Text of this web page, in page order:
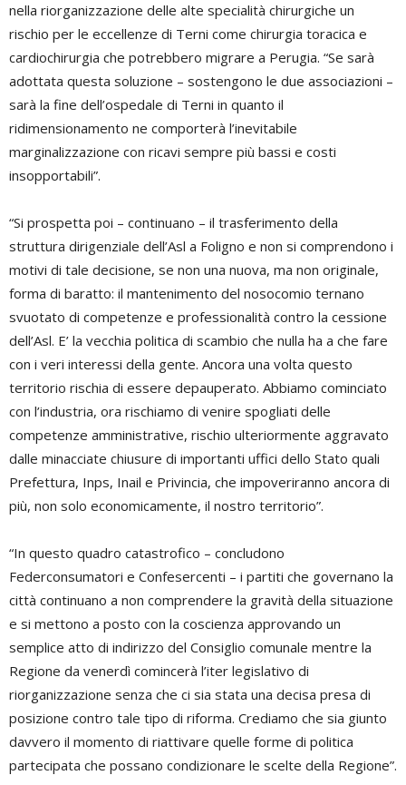
nella riorganizzazione delle alte specialità chirurgiche un
rischio per le eccellenze di Terni come chirurgia toracica e
cardiochirurgia che potrebbero migrare a Perugia. “Se sarà
adottata questa soluzione – sostengono le due associazioni –
sarà la fine dell’ospedale di Terni in quanto il
ridimensionamento ne comporterà l’inevitabile
marginalizzazione con ricavi sempre più bassi e costi
insopportabili”.
“Si prospetta poi – continuano – il trasferimento della
struttura dirigenziale dell’Asl a Foligno e non si comprendono i
motivi di tale decisione, se non una nuova, ma non originale,
forma di baratto: il mantenimento del nosocomio ternano
svuotato di competenze e professionalità contro la cessione
dell’Asl. E’ la vecchia politica di scambio che nulla ha a che fare
con i veri interessi della gente. Ancora una volta questo
territorio rischia di essere depauperato. Abbiamo cominciato
con l’industria, ora rischiamo di venire spogliati delle
competenze amministrative, rischio ulteriormente aggravato
dalle minacciate chiusure di importanti uffici dello Stato quali
Prefettura, Inps, Inail e Privincia, che impoveriranno ancora di
più, non solo economicamente, il nostro territorio”.
“In questo quadro catastrofico – concludono
Federconsumatori e Confesercenti – i partiti che governano la
città continuano a non comprendere la gravità della situazione
e si mettono a posto con la coscienza approvando un
semplice atto di indirizzo del Consiglio comunale mentre la
Regione da venerdì comincerà l’iter legislativo di
riorganizzazione senza che ci sia stata una decisa presa di
posizione contro tale tipo di riforma. Crediamo che sia giunto
davvero il momento di riattivare quelle forme di politica
partecipata che possano condizionare le scelte della Regione”.